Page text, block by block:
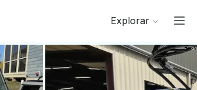
Explorar